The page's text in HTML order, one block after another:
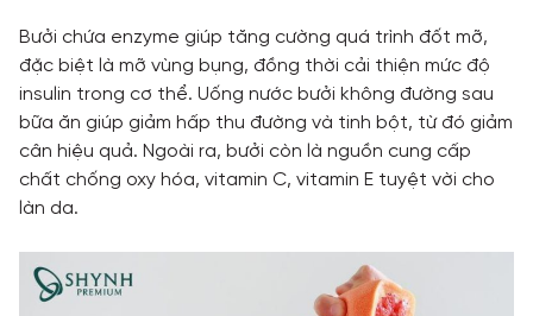
Bưởi chứa enzyme giúp tăng cường quá trình đốt mỡ,
đặc biệt là mỡ vùng bụng, đồng thời cải thiện mức độ
insulin trong cơ thể. Uống nước bưởi không đường sau
bữa ăn giúp giảm hấp thu đường và tinh bột, từ đó giảm
cân hiệu quả. Ngoài ra, bưởi còn là nguồn cung cấp
chất chống oxy hóa, vitamin C, vitamin E tuyệt vời cho
làn da.